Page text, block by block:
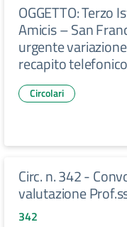
OGGETTO: Terzo
Amicis – San
urgente
recapito telefonico
Circolari
Circ. n. 342 -
valutazione
342